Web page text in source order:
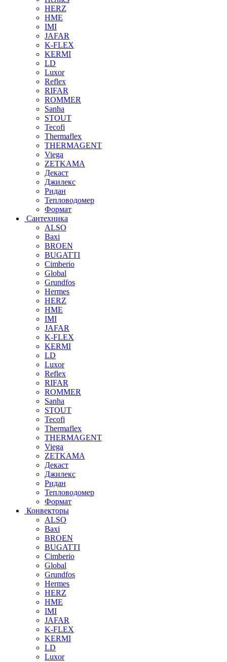
HERZ
HME
IMI
JAFAR
K-FLEX
KERMI
LD
Luxor
Reflex
RIFAR
ROMMER
Sanha
STOUT
Tecofi
Thermaflex
THERMAGENT
Viega
ZETKAMA
Декаст
Джилекс
Ридан
Тепловодомер
Формат
Сантехника
ALSO
Baxi
BROEN
BUGATTI
Cimberio
Global
Grundfos
Hermes
HERZ
HME
IMI
JAFAR
K-FLEX
KERMI
LD
Luxor
Reflex
RIFAR
ROMMER
Sanha
STOUT
Tecofi
Thermaflex
THERMAGENT
Viega
ZETKAMA
Декаст
Джилекс
Ридан
Тепловодомер
Формат
Конвекторы
ALSO
Baxi
BROEN
BUGATTI
Cimberio
Global
Grundfos
Hermes
HERZ
HME
IMI
JAFAR
K-FLEX
KERMI
LD
Luxor